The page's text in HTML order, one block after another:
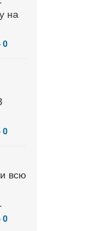
на
0
0
всю
0